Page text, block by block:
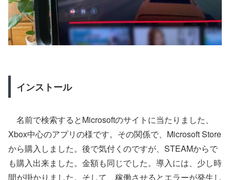
インストール
名前で検索するとMicrosoftのサイトに当たりました、
Xbox中心のアプリの様です。その関係で、 Microsoft Store
から購入しました。後で気付くのですが、STEAMからで
も購入出来ました。金額も同じでした。導入には、少し時
間が掛かりました。そして、稼働させるとエラーが発生し